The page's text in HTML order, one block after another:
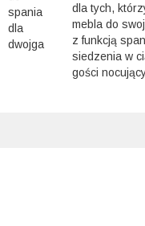
dla tych,
mebla do
z funkcją
siedzenia w
gości